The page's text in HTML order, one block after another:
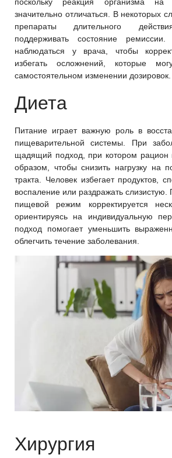
поскольку реакция организма на
значительно отличаться. В некоторых
препараты длительного
поддерживать состояние
наблюдаться у врача, чтобы
избегать осложнений, которые
самостоятельном изменении дозировок.
Диета
Питание играет важную роль в
пищеварительной системы. При
щадящий подход, при котором рацион
образом, чтобы снизить нагрузку на
тракта. Человек избегает продуктов,
воспаление или раздражать
пищевой режим корректируется
ориентируясь на индивидуальную
подход помогает уменьшить
облегчить течение заболевания.
Хирургия